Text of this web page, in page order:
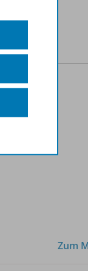
Zum